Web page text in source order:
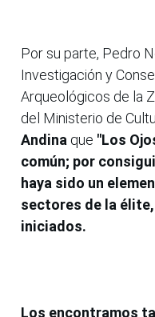
Por su parte, Pedro
Investigación y
Arqueológicos de la
del Ministerio de
Andina que "Los
común; por
haya sido un
sectores de la
iniciados.
Los encontramos